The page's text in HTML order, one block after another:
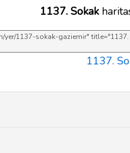
1137. Sokak
1137.